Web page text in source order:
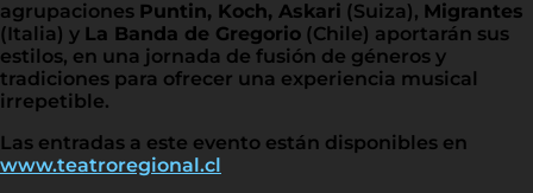
agrupaciones Puntin, Koch, Askari (Suiza), Migrantes
(Italia) y La Banda de Gregorio (Chile) aportarán sus
estilos, en una jornada de fusión de géneros y
tradiciones para ofrecer una experiencia musical
irrepetible.
Las entradas a este evento están disponibles en
www.teatroregional.cl